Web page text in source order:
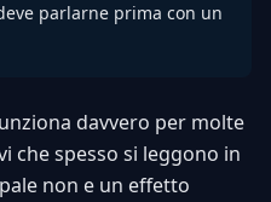
parlarne prima con un
davvero per molte
che spesso si leggono in
non e un effetto